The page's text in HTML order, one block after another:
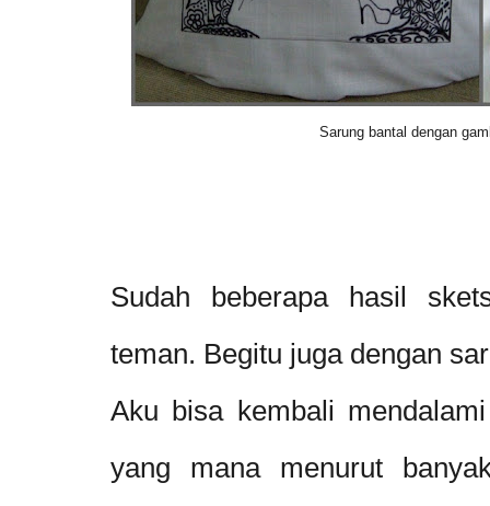
Sarung bantal dengan
Sudah beberapa hasil
teman. Begitu juga dengan
Aku bisa kembali
yang mana menurut